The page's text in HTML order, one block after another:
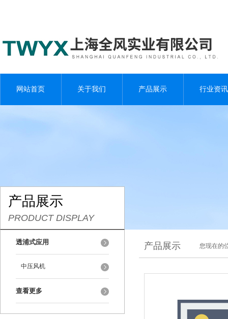
网站首页 关于我们 产品展示 行业资讯
产品展示
PRODUCT DISPLAY
透浦式应用
中压风机
查看更多
产品展示 您现在的